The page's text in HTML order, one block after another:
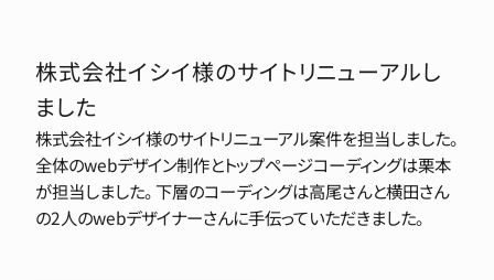
株式会社イシイ様のサイトリニューアルし
ました
株式会社イシイ様のサイトリニューアル案件を担当しました。
全体のwebデザイン制作とトップページコーディングは栗本
が担当しました。 下層のコーディングは高尾さんと横田さん
の2人のwebデザイナーさんに手伝っていただきました。